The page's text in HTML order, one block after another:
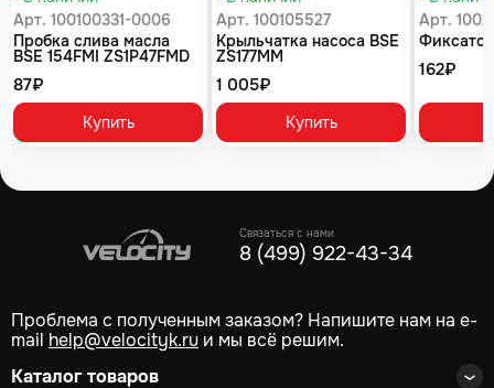
Арт. 100100331-0006
Пробка слива масла
BSE 154FMI ZS1P47FMD
6(CB250R) ZS1P62YML
87₽
Купить
Арт. 100105527
Крыльчатка насоса BSE
ZS177MM
1 005₽
Купить
Арт.
162₽
Связаться с нами
8 (499) 922-43-34
Проблема с полученным заказом? Напишите нам на e-
mail help@velocityk.ru и мы всё решим.
Каталог товаров